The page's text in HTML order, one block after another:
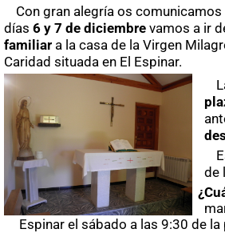
Con gran alegría os
días 6 y 7 de diciembre vamos a ir
familiar a la casa de la Virgen
Caridad situada en El Espinar.
de
Espinar el sábado a las 9:30 de la